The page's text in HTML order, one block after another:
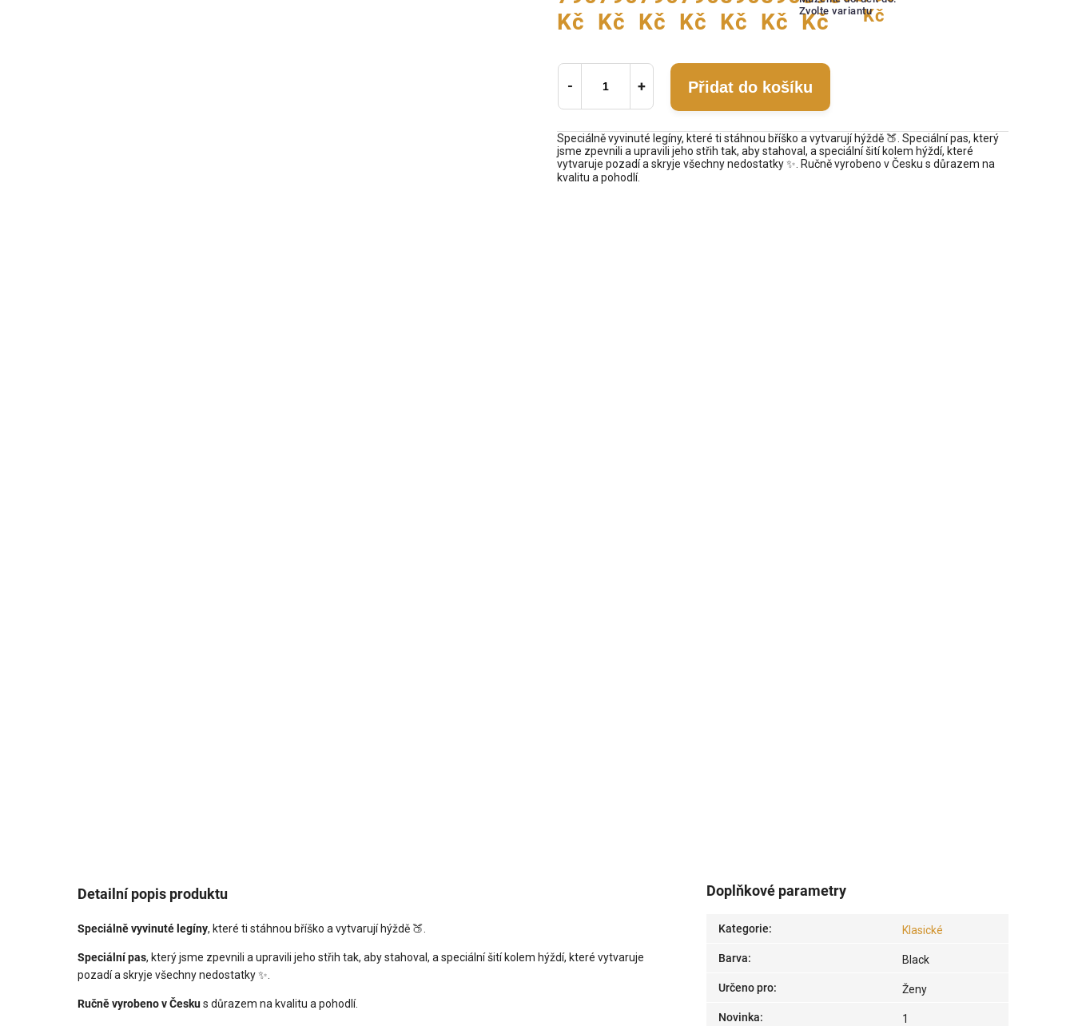
Kč Kč Kč Kč Kč Kč Kč
Kč
Zvolte variantu
Přidat do košíku
Speciálně vyvinuté legíny, které ti stáhnou bříško a vytvarují hýždě 🍑. Speciální pas, který
jsme zpevnili a upravili jeho střih tak, aby stahoval, a speciální šití kolem hýždí, které
vytvaruje pozadí a skryje všechny nedostatky ✨. Ručně vyrobeno v Česku s důrazem na
kvalitu a pohodlí.
Detailní popis produktu
Speciálně vyvinuté legíny, které ti stáhnou bříško a vytvarují hýždě 🍑.
Speciální pas, který jsme zpevnili a upravili jeho střih tak, aby stahoval, a speciální šití kolem hýždí, které vytvaruje
pozadí a skryje všechny nedostatky ✨.
Ručně vyrobeno v Českus důrazem na kvalitu a pohodlí.
Doplňkové parametry
Kategorie: Klasické
Barva: Black
Určeno pro: Ženy
Novinka: 1